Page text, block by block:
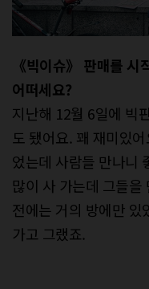
《빅이슈》 판매를
어떠세요?
지난해 12월 6일에 빅
도 됐어요. 꽤 재미있
었는데 사람들 만나니
많이 사 가는데 그들을
전에는 거의 방에만 있
가고 그랬죠.